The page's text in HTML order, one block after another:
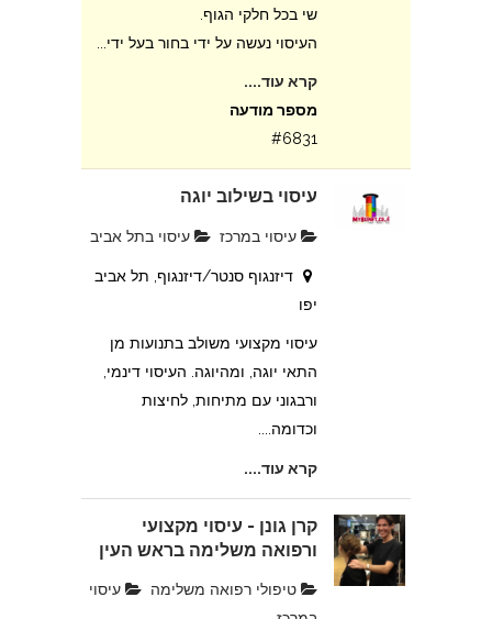
שי בכל חלקי הגוף.
העיסוי נעשה על ידי בחור בעל ידי...
קרא עוד....
מספר מודעה
#6831
עיסוי בשילוב יוגה
עיסוי במרכז עיסוי בתל אביב
דיזנגוף סנטר/דיזנגוף, תל אביב
יפו
עיסוי מקצועי משולב בתנועות מן
התאי יוגה, ומהיוגה. העיסוי דינמי,
ורבגוני עם מתיחות, לחיצות
וכדומה....
קרא עוד....
קרן גונן - עיסוי מקצועי
ורפואה משלימה בראש העין
טיפולי רפואה משלימה
עיסוי